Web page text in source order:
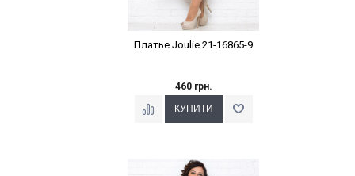
Платье Joulie 21-16865-9
460 грн.
Наклейки Варіант з %